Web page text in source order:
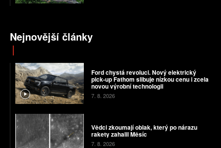
Nejnovější články
Ford chystá revoluci. Nový elektrický
pick-up Fathom slibuje nízkou cenu i zcela
novou výrobní technologii
7. 8. 2026
Vědci zkoumají oblak, který po nárazu
rakety zahalil Měsíc
7. 8. 2026